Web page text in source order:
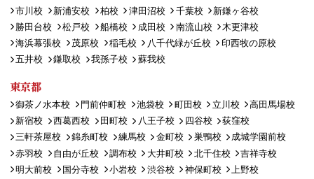
市川校 新浦安校 柏校 津田沼校 千葉校
新鎌ヶ谷校
勝田台校
松戸校 船橋校 成田校 南流山校
木更津校
海浜幕張校
茂原校 稲毛校 八千代緑が丘校
印西牧の原校
五井校
鎌取校 我孫子校 蘇我校
東京都
御茶ノ水本校 門前仲町校 池袋校 町田校 立川校
高田馬場校
新宿校
西葛西校 田町校 八王子校 四谷校
荻窪校
三軒茶屋校
錦糸町校 練馬校 金町校 巣鴨校
成城学園前校
赤羽校
自由が丘校 調布校 大井町校 北千住校
吉祥寺校
明大前校
国分寺校 小岩校 渋谷校 神保町校
上野校